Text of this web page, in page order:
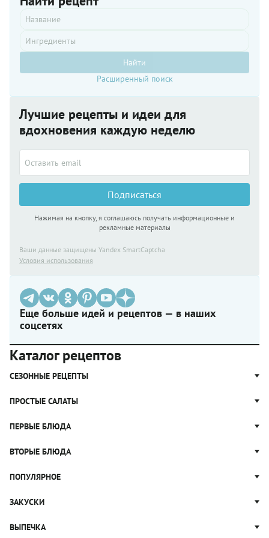
Найти
Расширенный поиск
Лучшие рецепты и идеи для
вдохновения каждую неделю
Подписаться
Нажимая на кнопку, я соглашаюсь получать информационные и
рекламные материалы
Ваши данные защищены Yandex SmartCaptcha
Условия использования
Еще больше идей и рецептов — в наших
соцсетях
Каталог рецептов
СЕЗОННЫЕ РЕЦЕПТЫ
Рецепты из капусты
Рецепты с грибами
Яблочные пироги
Блюда из тыквы
ПРОСТЫЕ САЛАТЫ
Простые салаты
Салат Цезарь
Салат Нисуаз
Крабовый салат
ПЕРВЫЕ БЛЮДА
Щи
Рассольник
Гороховый суп
Суп Харчо
ВТОРЫЕ БЛЮДА
Котлеты
Пельмени
Вареники
ПОПУЛЯРНОЕ
Пицца
Блины и блинчики
ЗАКУСКИ
Жюльен
ВЫПЕЧКА